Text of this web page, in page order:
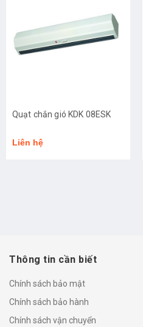
Quạt chắn gió KDK 08ESK
Liên hệ
Thông tin cần biết
Chính sách bảo mật
Chính sách bảo hành
Chính sách vận chuyển